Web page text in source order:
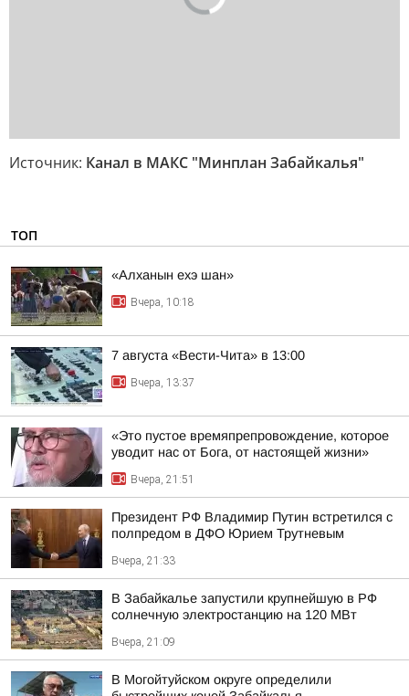
Источник: Канал в МАКС "Минплан Забайкалья"
ТОП
«Алханын ехэ шан»
Вчера, 10:18
7 августа «Вести-Чита» в 13:00
Вчера, 13:37
«Это пустое времяпрепровождение, которое
уводит нас от Бога, от настоящей жизни»
Вчера, 21:51
Президент РФ Владимир Путин встретился с
полпредом в ДФО Юрием Трутневым
Вчера, 21:33
В Забайкалье запустили крупнейшую в РФ
солнечную электростанцию на 120 МВт
Вчера, 21:09
В Могойтуйском округе определили